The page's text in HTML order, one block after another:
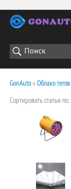
GonAuto» Облако тегов
Сортировать статьи по: